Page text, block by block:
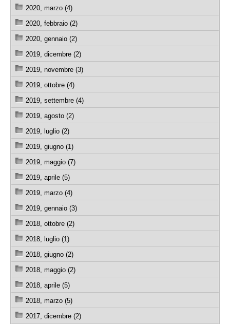
2020, marzo (4)
2020, febbraio (2)
2020, gennaio (2)
2019, dicembre (2)
2019, novembre (3)
2019, ottobre (4)
2019, settembre (4)
2019, agosto (2)
2019, luglio (2)
2019, giugno (1)
2019, maggio (7)
2019, aprile (5)
2019, marzo (4)
2019, gennaio (3)
2018, ottobre (2)
2018, luglio (1)
2018, giugno (2)
2018, maggio (2)
2018, aprile (5)
2018, marzo (5)
2017, dicembre (2)